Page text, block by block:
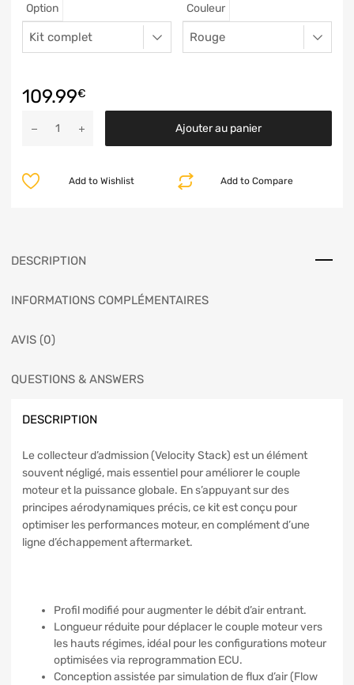
Option Couleur
109.99€
Ajouter au panier
Add to Compare
Add to Wishlist
DESCRIPTION
INFORMATIONS COMPLÉMENTAIRES
AVIS (0)
QUESTIONS & ANSWERS
DESCRIPTION
Le collecteur d’admission (Velocity Stack) est un élément
souvent négligé, mais essentiel pour améliorer le couple
moteur et la puissance globale. En s’appuyant sur des
principes aérodynamiques précis, ce kit est conçu pour
optimiser les performances moteur, en complément d’une
ligne d’échappement aftermarket.
Profil modifié pour augmenter le débit d’air entrant.
Longueur réduite pour déplacer le couple moteur vers
les hauts régimes, idéal pour les configurations moteur
optimisées via reprogrammation ECU.
Conception assistée par simulation de flux d’air (Flow